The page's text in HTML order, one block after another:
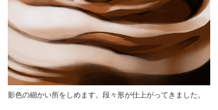
影色の細かい所をしめます。段々形が仕上がってきました。